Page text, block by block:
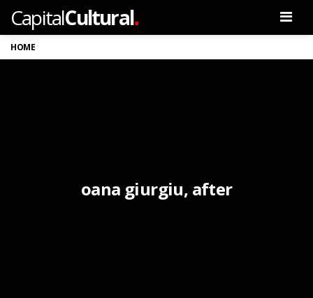
CapitalCultural.
HOME
oana giurgiu, after